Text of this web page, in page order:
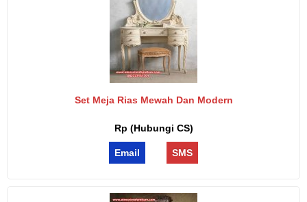
Set Meja Rias Mewah Dan Modern
Rp (Hubungi CS)
Email SMS